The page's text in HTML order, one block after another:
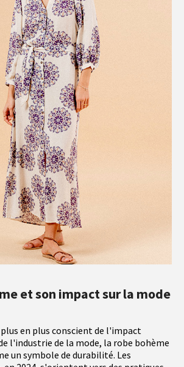
et son impact sur la mode
plus en plus conscient de l'impact
l'industrie de la mode, la robe bohème
un symbole de durabilité. Les